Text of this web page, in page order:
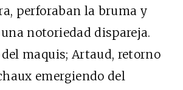
perforaban la bruma y
notoriedad dispareja.
maquis; Artaud, retorno
emergiendo del